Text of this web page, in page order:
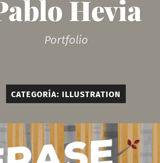
Hevia
Portfolio
CATEGORÍA: ILLUSTRATION